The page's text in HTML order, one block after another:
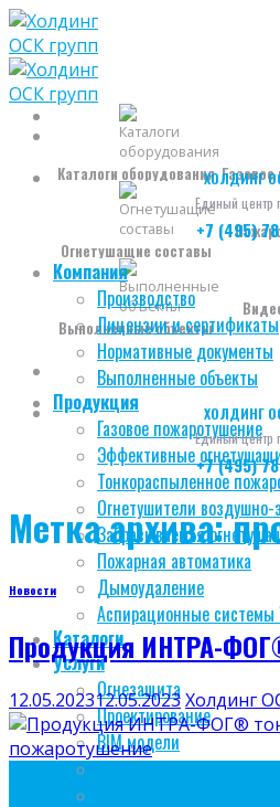
Skip
to
content
ХОЛДИНГ
Единый центр
+7 (495)
Компания
Производство
Лицензии и сертификаты
Нормативные документы
Выполненные объекты
Продукция
Газовое пожаротушение
Эффективные
Тонкораспыленное
Огнетушители
Забрасываемая
Пожарная автоматика
Дымоудаление
Аспирационные системы
Каталоги
Услуги
Огнезащита
Проектирование
BIM модели
Монтаж
Каталоги оборудования
Огнетушащие составы
Выполненные объекты
ХОЛДИНГ
Единый центр
+7 (495)
Метка архива:
Новости
Продукция ИНТРА-
12.05.202312.05.2023Холдинг